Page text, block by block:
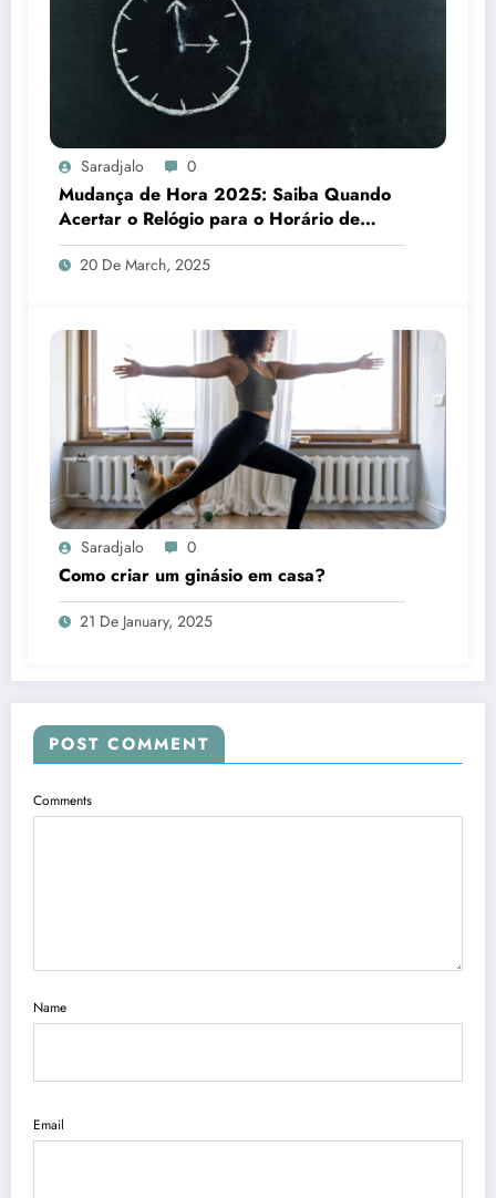
Saradjalo 0
Mudança de Hora 2025: Saiba Quando
Acertar o Relógio para o Horário de
Verão
20 De March, 2025
Saradjalo 0
Como criar um ginásio em casa?
21 De January, 2025
POST COMMENT
Comments
Name
Email